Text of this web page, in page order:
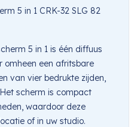
5 in 1 CRK-32 SLG 82
5 in 1 is één diffuus
omheen een afritsbare
van vier bedrukte zijden,
scherm is compact
waardoor deze
of in uw studio.